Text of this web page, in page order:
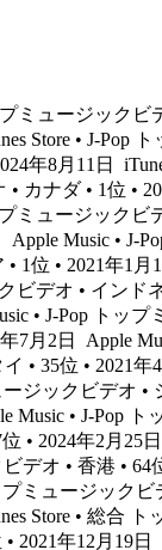
プミュージックビ
Store • J-Pop
年8月11日
カナダ • 1位 •
ミュージックビ
Apple Music • J-
1位 • 2021年1月
ビデオ • インド
• J-Pop トッ
7月2日
Apple
• 35位 • 2021年
ジックビデオ •
Music • J-Pop ト
• 2024年2月25日
デオ • 香港 • 64
プミュージックビ
Store • 総合
2021年12月19日